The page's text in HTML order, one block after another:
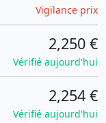
Vigilance prix
2,250 €
Vérifié aujourd'hui
2,254 €
Vérifié aujourd'hui